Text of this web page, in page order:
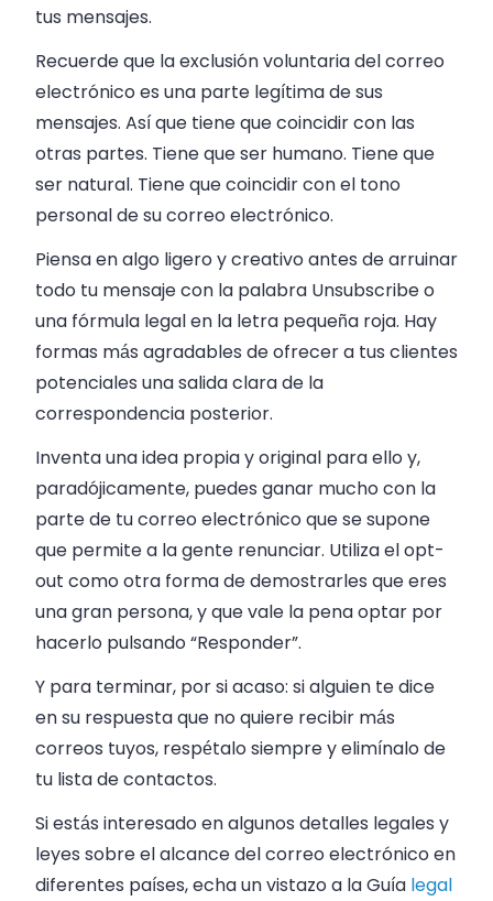
tus mensajes.
Recuerde que la exclusión voluntaria del correo
electrónico es una parte legítima de sus
mensajes. Así que tiene que coincidir con las
otras partes. Tiene que ser humano. Tiene que
ser natural. Tiene que coincidir con el tono
personal de su correo electrónico.
Piensa en algo ligero y creativo antes de arruinar
todo tu mensaje con la palabra Unsubscribe o
una fórmula legal en la letra pequeña roja. Hay
formas más agradables de ofrecer a tus clientes
potenciales una salida clara de la
correspondencia posterior.
Inventa una idea propia y original para ello y,
paradójicamente, puedes ganar mucho con la
parte de tu correo electrónico que se supone
que permite a la gente renunciar. Utiliza el opt-
out como otra forma de demostrarles que eres
una gran persona, y que vale la pena optar por
hacerlo pulsando “Responder”.
Y para terminar, por si acaso: si alguien te dice
en su respuesta que no quiere recibir más
correos tuyos, respétalo siempre y elimínalo de
tu lista de contactos.
Si estás interesado en algunos detalles legales y
leyes sobre el alcance del correo electrónico en
diferentes países, echa un vistazo a la Guía legal